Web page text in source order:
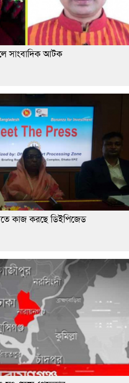
সাংবাদিক আটক
কাজ করছে ডিইপিজেড